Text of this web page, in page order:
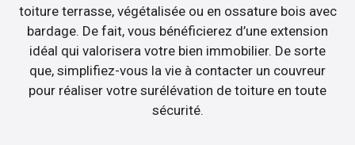
toiture terrasse, végétalisée ou en ossature bois avec
bardage. De fait, vous bénéficierez d’une extension
idéal qui valorisera votre bien immobilier. De sorte
que, simplifiez-vous la vie à contacter un couvreur
pour réaliser votre surélévation de toiture en toute
sécurité.